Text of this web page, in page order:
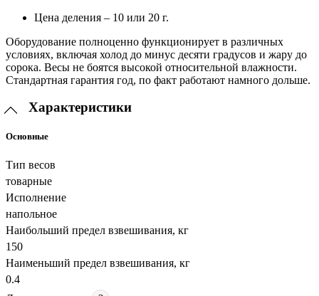
Цена деления – 10 или 20 г.
Оборудование полноценно функционирует в различных
условиях, включая холод до минус десяти градусов и жару до
сорока. Весы не боятся высокой относительной влажности.
Стандартная гарантия год, по факт работают намного дольше.
Характеристики
Основные
Тип весов
товарные
Исполнение
напольное
Наибольший предел взвешивания, кг
150
Наименьший предел взвешивания, кг
0.4